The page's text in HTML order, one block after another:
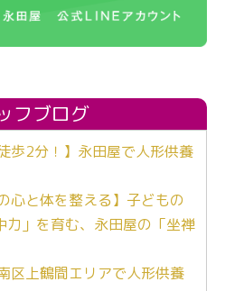
フブログ
歩2分！】永田屋で人形供養
心と体を整える】子どもの
力」を育む、永田屋の「坐禅
区上鶴間エリアで人形供養